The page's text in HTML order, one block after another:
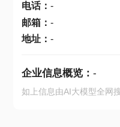
电话： -
邮箱： -
地址： -
企业信息概览： -
如上信息由AI大模型全网